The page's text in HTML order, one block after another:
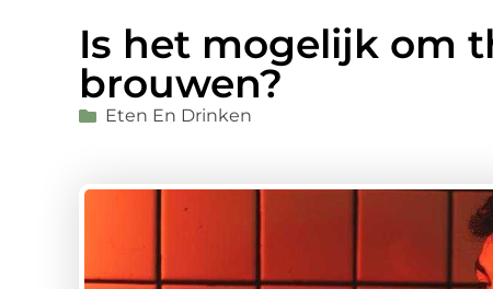
Is het mogelijk om
brouwen?
Eten En Drinken